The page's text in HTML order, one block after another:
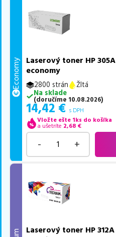
Economy
Laserový toner HP
economy
2800 strán
Žltá
Na sklade
(doručíme 10.08.2026)
14,42 € s DPH
Vložte ešte 1ks do košíka
a ušetríte 2,68 €
- +
Laserový toner HP